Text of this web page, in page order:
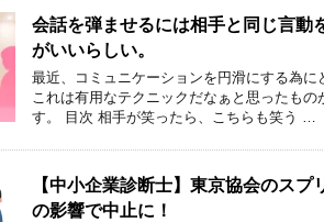
会話を弾ませるには相手と同じ言動
がいいらしい。
最近、コミュニケーションを円滑にする為に
これは有用なテクニックだなぁと思ったも
す。 目次 相手が笑ったら、こちらも笑う …
【中小企業診断士】東京協会のス
の影響で中止に！